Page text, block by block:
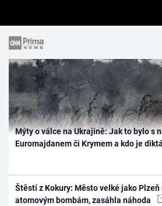
Mýty o válce na Ukrajině: Jak to bylo s
Euromajdanem či Krymem a kdo je
Štěstí z Kokury: Město velké jako
atomovým bombám, zasáhla náhoda